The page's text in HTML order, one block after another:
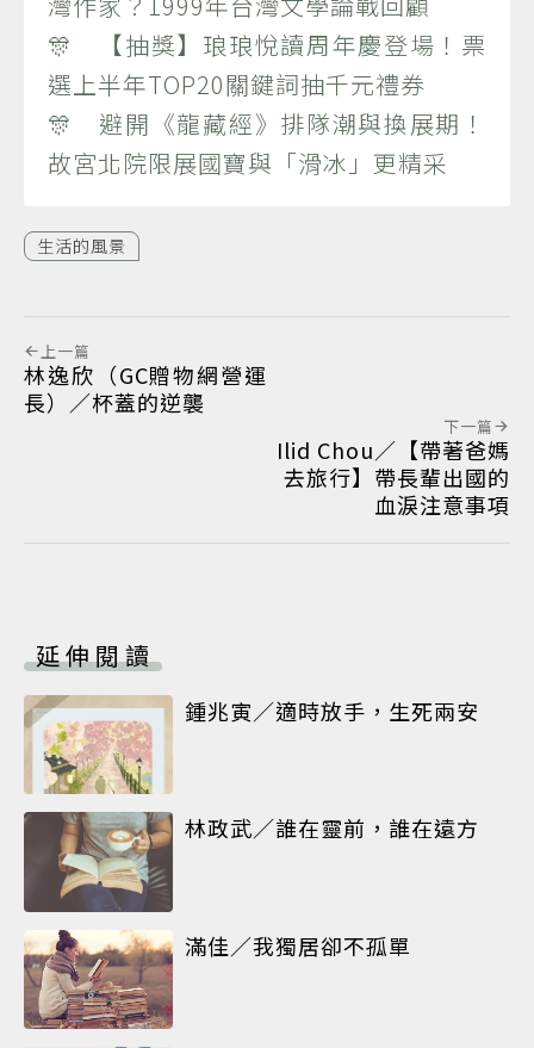
🎊 【抽獎】琅琅悅讀周年慶登場！票
選上半年TOP20關鍵詞抽千元禮券
🎊 避開《龍藏經》排隊潮與換展期！
故宮北院限展國寶與「滑冰」更精采
生活的風景
上一篇
林逸欣（GC贈物網營運
長）／杯蓋的逆襲
下一篇
Ilid Chou／【帶著爸媽
去旅行】帶長輩出國的
血淚注意事項
延伸閱讀
鍾兆寅／適時放手，生死兩安
林政武／誰在靈前，誰在遠方
滿佳／我獨居卻不孤單